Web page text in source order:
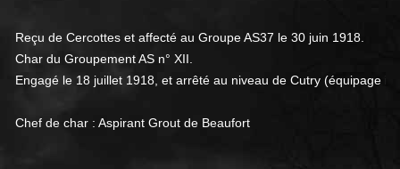
Reçu de Cercottes et affecté au Groupe AS37 le 30 juin 1918.
Char du Groupement AS n° XII.
Engagé le 18 juillet 1918, et arrêté au niveau de Cutry (équipage
Chef de char : Aspirant Grout de Beaufort